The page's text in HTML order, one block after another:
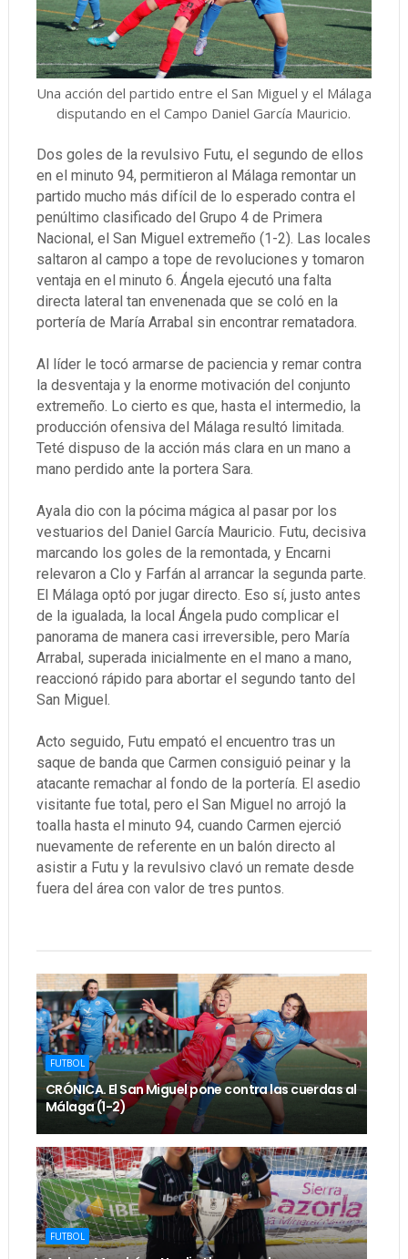
Una acción del partido entre el San Miguel y el Málaga
disputando en el Campo Daniel García Mauricio.
Dos goles de la revulsivo Futu, el segundo de ellos
en el minuto 94, permitieron al Málaga remontar un
partido mucho más difícil de lo esperado contra el
penúltimo clasificado del Grupo 4 de Primera
Nacional, el San Miguel extremeño (1-2). Las locales
saltaron al campo a tope de revoluciones y tomaron
ventaja en el minuto 6. Ángela ejecutó una falta
directa lateral tan envenenada que se coló en la
portería de María Arrabal sin encontrar rematadora.
Al líder le tocó armarse de paciencia y remar contra
la desventaja y la enorme motivación del conjunto
extremeño. Lo cierto es que, hasta el intermedio, la
producción ofensiva del Málaga resultó limitada.
Teté dispuso de la acción más clara en un mano a
mano perdido ante la portera Sara.
Ayala dio con la pócima mágica al pasar por los
vestuarios del Daniel García Mauricio. Futu, decisiva
marcando los goles de la remontada, y Encarni
relevaron a Clo y Farfán al arrancar la segunda parte.
El Málaga optó por jugar directo. Eso sí, justo antes
de la igualada, la local Ángela pudo complicar el
panorama de manera casi irreversible, pero María
Arrabal, superada inicialmente en el mano a mano,
reaccionó rápido para abortar el segundo tanto del
San Miguel.
Acto seguido, Futu empató el encuentro tras un
saque de banda que Carmen consiguió peinar y la
atacante remachar al fondo de la portería. El asedio
visitante fue total, pero el San Miguel no arrojó la
toalla hasta el minuto 94, cuando Carmen ejerció
nuevamente de referente en un balón directo al
asistir a Futu y la revulsivo clavó un remate desde
fuera del área con valor de tres puntos.
FUTBOL
CRÓNICA. El San Miguel pone contra las cuerdas al
Málaga (1-2)
FUTBOL